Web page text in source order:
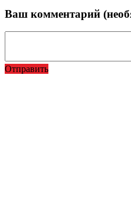
Ваш комментарий
Отправить